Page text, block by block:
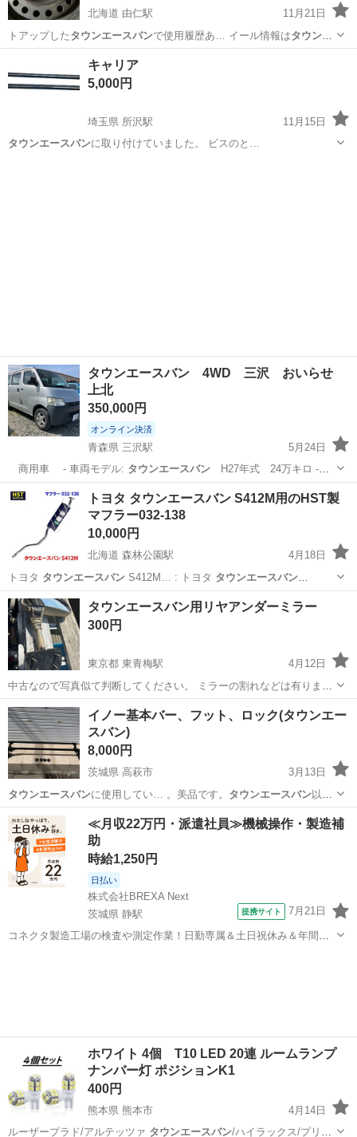
北海道 由仁駅
11月21日
トアップした タウンエースバンで使用履歴あ… イール情報はタウンエ
ースバンを基に記載。…
夕張郡 由仁駅
キャリア
5,000円
埼玉県 所沢駅
11月15日
タウンエースバンに取り付けていました。 ビスのと…
タウンエースバン 4WD 三沢 おいらせ
上北
350,000円
オンライン決済
青森県 三沢駅
5月24日
商用車 - 車両モデル: タウンエースバンH27年式 24万キロ -
カ…
青森 三沢市 三沢駅 タウンエースバン
トヨタ タウンエースバン S412M用のHST製
マフラー032-138
10,000円
北海道 森林公園駅
4月18日
トヨタ タウンエースバンS412M… : トヨタ タウンエースバン
S412M…
北海道 札幌市 森林公園駅 パーツ タウンエースバン
タウンエースバン用リヤアンダーミラー
300円
東京都 東青梅駅
4月12日
中古なので写真似て判断してください。 ミラーの割れなどは有りませ
ん。 好きな色に塗って楽しんでください。
東京 青梅市 東青梅駅 アクセサリー タウンエースバン
イノー基本バー、フット、ロック(タウンエー
スバン)
8,000円
茨城県 高萩市
3月13日
タウンエースバンに使用してい… 。美品です。 タウンエースバン以外
にも使用…
茨城 高萩市 キャリア、ラック タウンエースバン
≪月収22万円・派遣社員≫機械操作・製造補
助
時給1,250円
日払い
株式会社BREXA Next
茨城県 静駅
提携サイト 7月21日
コネクタ製造工場の検査や測定作業！日勤専属＆土日祝休み＆年間休
ホワイト 4個 T10 LED 20連 ルームランプ
ナンバー灯 ポジションK1
400円
熊本県 熊本市
4月14日
ルーザープラド/アルテッツァ タウンエースバン/ハイラックス/プリウ